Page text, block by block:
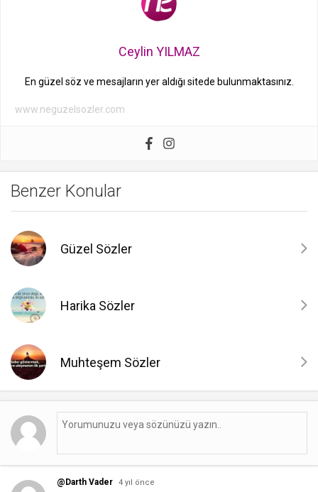
Ceylin YILMAZ
En güzel söz ve mesajların yer aldığı sitede bulunmaktasınız.
www.neguzelsozler.com
Benzer Konular
Güzel Sözler
Harika Sözler
Muhteşem Sözler
@Darth Vader 4 yıl önce